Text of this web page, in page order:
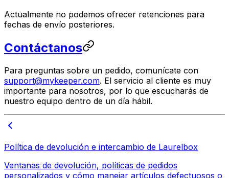
Actualmente no podemos ofrecer retenciones para
fechas de envío posteriores.
Contáctanos
Para preguntas sobre un pedido, comunícate con
support@mykeeper.com. El servicio al cliente es muy
importante para nosotros, por lo que escucharás de
nuestro equipo dentro de un día hábil.
Política de devolución e intercambio de Laurelbox
Ventanas de devolución, políticas de pedidos
personalizados y cómo manejar artículos defectuosos o